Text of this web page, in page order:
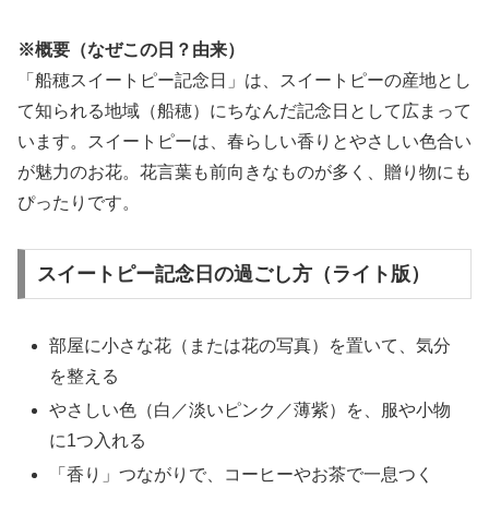
※概要（なぜこの日？由来）
「船穂スイートピー記念日」は、スイートピーの産地とし
て知られる地域（船穂）にちなんだ記念日として広まって
います。スイートピーは、春らしい香りとやさしい色合い
が魅力のお花。花言葉も前向きなものが多く、贈り物にも
ぴったりです。
スイートピー記念日の過ごし方（ライト版）
部屋に小さな花（または花の写真）を置いて、気分
を整える
やさしい色（白／淡いピンク／薄紫）を、服や小物
に1つ入れる
「香り」つながりで、コーヒーやお茶で一息つく